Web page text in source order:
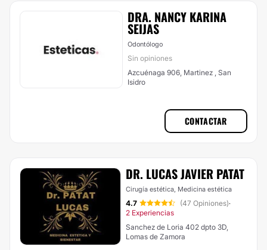
DRA. NANCY KARINA
SEIJAS
Odontólogo
Sin opiniones
Azcuénaga 906, Martinez , San
Isidro
CONTACTAR
DR. LUCAS JAVIER PATAT
Cirugía estética, Medicina estética
4.7 (47 Opiniones)·
2 Experiencias
Sanchez de Loria 402 dpto 3D,
Lomas de Zamora